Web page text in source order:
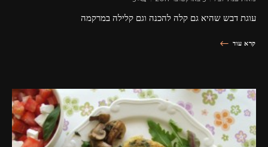
עוגת דבש שהיא גם קלה להכנה וגם קלילה במרקמה
קרא עוד